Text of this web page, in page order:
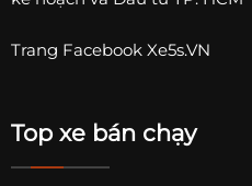
Trang Facebook Xe5s.VN
Top xe bán chạy